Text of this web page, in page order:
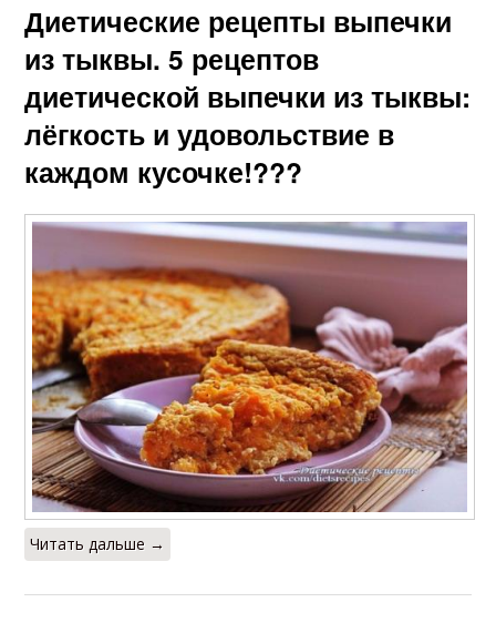
Диетические рецепты выпечки
из тыквы. 5 рецептов
диетической выпечки из тыквы:
лёгкость и удовольствие в
каждом кусочке!???
Читать дальше →